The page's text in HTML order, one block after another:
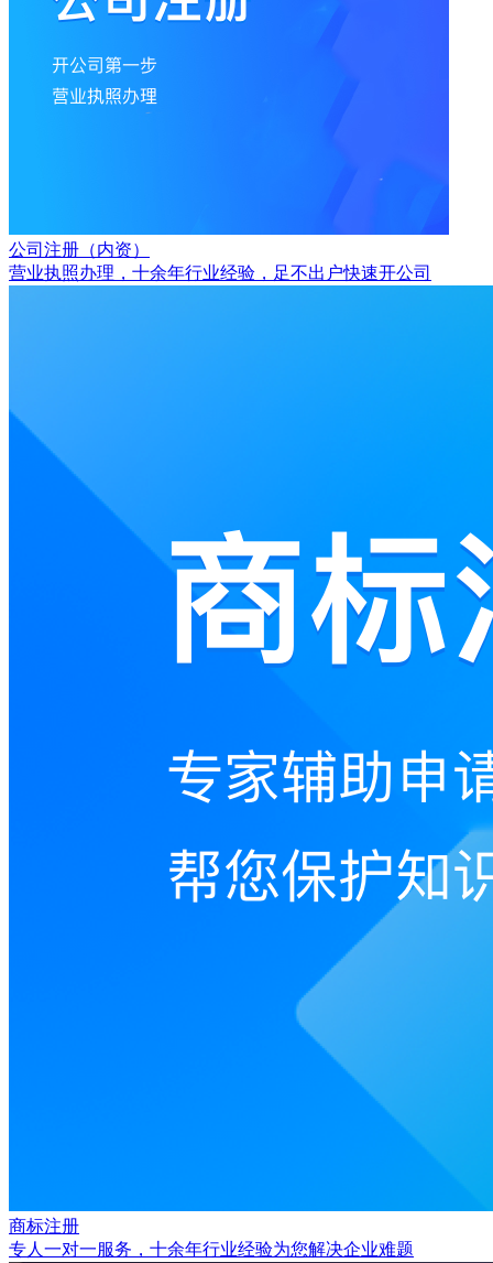
公司注册（内资）
营业执照办理，十余年行业经验，足不出户快速开公司
商标注册
专人一对一服务，十余年行业经验为您解决企业难题